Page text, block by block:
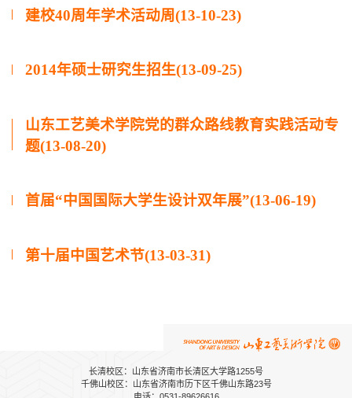
建校40周年学术活动周(13-10-23)
2014年硕士研究生招生(13-09-25)
山东工艺美术学院党的群众路线教育实践活动专
题(13-08-20)
首届“中国国际大学生设计双年展”(13-06-19)
第十届中国艺术节(13-03-31)
长清校区：山东省济南市长清区大学路1255号
千佛山校区：山东省济南市历下区千佛山东路23号